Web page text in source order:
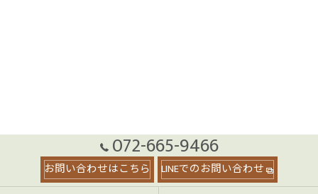
072-665-9466
お問い合わせはこちら LINEでのお問い合わせ